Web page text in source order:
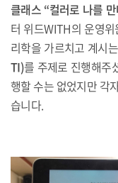
클래스 “컬러로 나를
터 위드WITH의 운영
리학을 가르치고 계시
TI)를 주제로 진행해주
행할 수는 없었지만 각
습니다.